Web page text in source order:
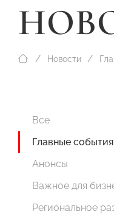
Новости
Все
Главные события
Анонсы
Важное для
Региональное